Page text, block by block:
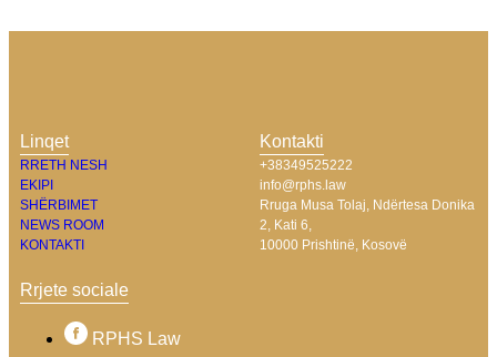
Linqet
RRETH NESH
EKIPI
SHËRBIMET
NEWS ROOM
KONTAKTI
Kontakti
+38349525222
info@rphs.law
Rruga Musa Tolaj, Ndërtesa Donika
2, Kati 6,
10000 Prishtinë, Kosovë
Rrjete sociale
RPHS Law​